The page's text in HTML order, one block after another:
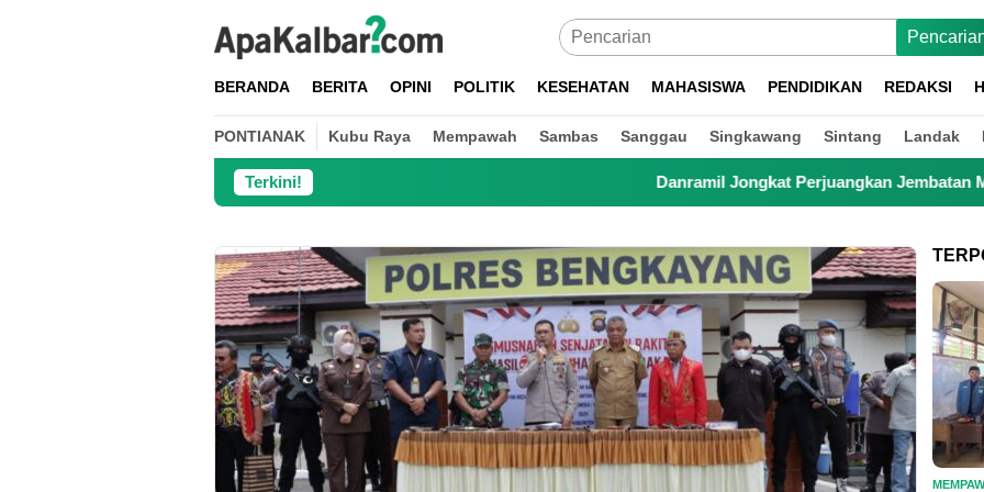
BERANDA BERITA OPINI POLITIK KESEHATAN MAHASISWA PENDIDIKAN REDAKSI
PONTIANAK Kubu Raya Mempawah Sambas Sanggau Singkawang Sintang Landak
Terkini! Danramil Jongkat Perjuangkan Jembatan Merah